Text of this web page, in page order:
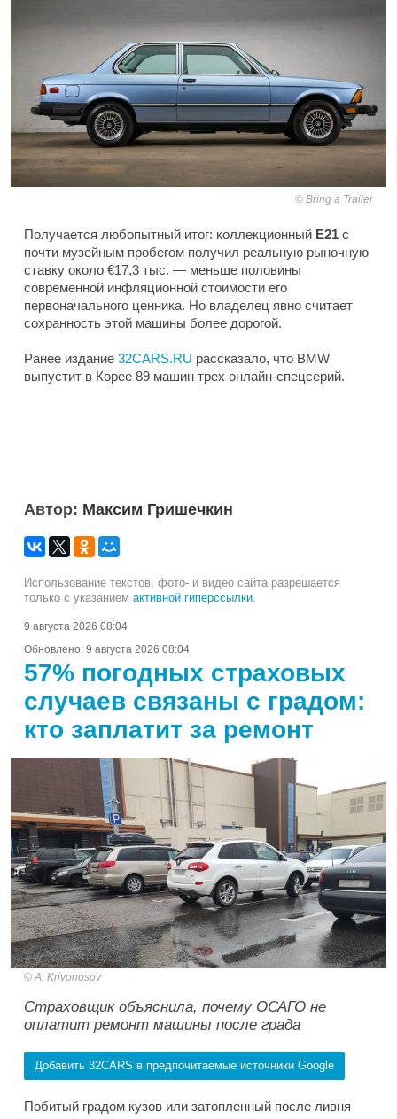
Bring a Trailer
Получается любопытный итог: коллекционный E21 с
почти музейным пробегом получил реальную рыночную
ставку около €17,3 тыс. — меньше половины
современной инфляционной стоимости его
первоначального ценника. Но владелец явно считает
сохранность этой машины более дорогой.
Ранее издание 32CARS.RU рассказало, что BMW
выпустит в Корее 89 машин трех онлайн-спецсерий.
Автор: Максим Гришечкин
Использование текстов, фото- и видео сайта разрешается
только с указанием активной гиперссылки
9 августа 2026 08:04
Обновлено: 9 августа 2026 08:04
57% погодных страховых
случаев связаны с градом:
кто заплатит за ремонт
A. Krivonosov
Страховщик объяснила, почему ОСАГО не
оплатит ремонт машины после града
Добавить 32CARS в предпочитаемые источники Google
Побитый градом кузов или затопленный после ливня